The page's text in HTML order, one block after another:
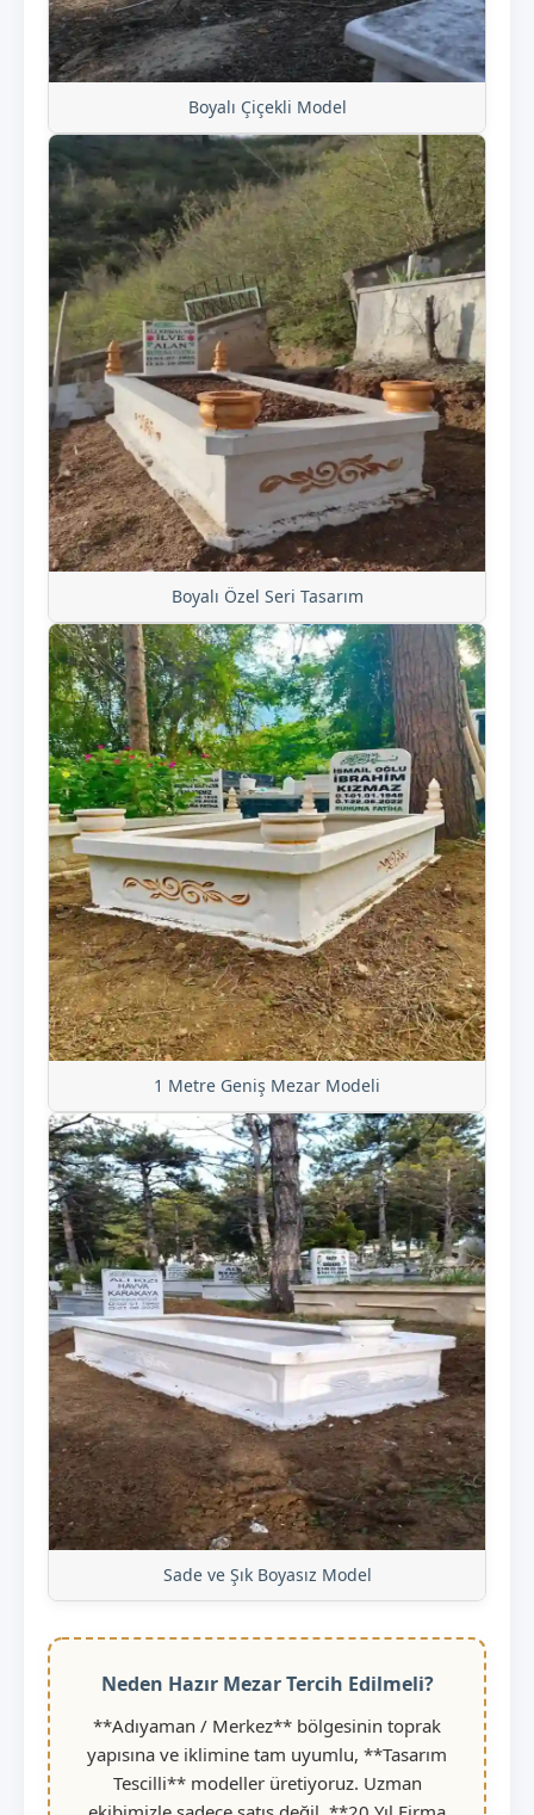
Boyalı Çiçekli Model
Boyalı Özel Seri Tasarım
1 Metre Geniş Mezar Modeli
Sade ve Şık Boyasız Model
Neden Hazır Mezar Tercih Edilmeli?
**Adıyaman / Merkez** bölgesinin toprak
yapısına ve iklimine tam uyumlu, **Tasarım
Tescilli** modeller üretiyoruz. Uzman